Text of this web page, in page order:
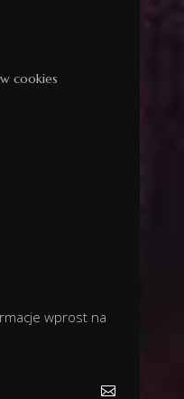
cookies
wprost na